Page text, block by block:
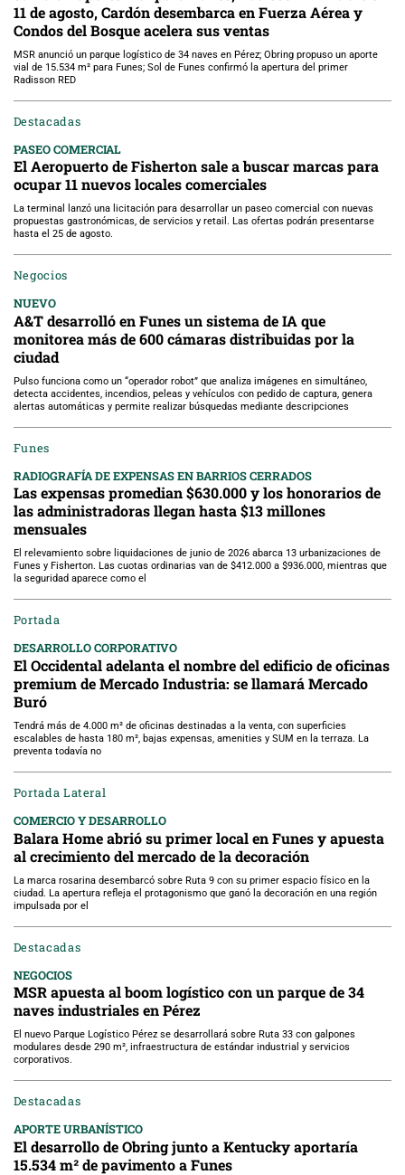
11 de agosto, Cardón desembarca en Fuerza Aérea y
Condos del Bosque acelera sus ventas
MSR anunció un parque logístico de 34 naves en Pérez; Obring propuso un aporte
vial de 15.534 m² para Funes; Sol de Funes confirmó la apertura del primer
Radisson RED
Destacadas
PASEO COMERCIAL
El Aeropuerto de Fisherton sale a buscar marcas para
ocupar 11 nuevos locales comerciales
La terminal lanzó una licitación para desarrollar un paseo comercial con nuevas
propuestas gastronómicas, de servicios y retail. Las ofertas podrán presentarse
hasta el 25 de agosto.
Negocios
NUEVO
A&T desarrolló en Funes un sistema de IA que
monitorea más de 600 cámaras distribuidas por la
ciudad
Pulso funciona como un “operador robot” que analiza imágenes en simultáneo,
detecta accidentes, incendios, peleas y vehículos con pedido de captura, genera
alertas automáticas y permite realizar búsquedas mediante descripciones
Funes
RADIOGRAFÍA DE EXPENSAS EN BARRIOS CERRADOS
Las expensas promedian $630.000 y los honorarios de
las administradoras llegan hasta $13 millones
mensuales
El relevamiento sobre liquidaciones de junio de 2026 abarca 13 urbanizaciones de
Funes y Fisherton. Las cuotas ordinarias van de $412.000 a $936.000, mientras que
la seguridad aparece como el
Portada
DESARROLLO CORPORATIVO
El Occidental adelanta el nombre del edificio de oficinas
premium de Mercado Industria: se llamará Mercado
Buró
Tendrá más de 4.000 m² de oficinas destinadas a la venta, con superficies
escalables de hasta 180 m², bajas expensas, amenities y SUM en la terraza. La
preventa todavía no
Portada Lateral
COMERCIO Y DESARROLLO
Balara Home abrió su primer local en Funes y apuesta
al crecimiento del mercado de la decoración
La marca rosarina desembarcó sobre Ruta 9 con su primer espacio físico en la
ciudad. La apertura refleja el protagonismo que ganó la decoración en una región
impulsada por el
Destacadas
NEGOCIOS
MSR apuesta al boom logístico con un parque de 34
naves industriales en Pérez
El nuevo Parque Logístico Pérez se desarrollará sobre Ruta 33 con galpones
modulares desde 290 m², infraestructura de estándar industrial y servicios
corporativos.
Destacadas
APORTE URBANÍSTICO
El desarrollo de Obring junto a Kentucky aportaría
15.534 m² de pavimento a Funes